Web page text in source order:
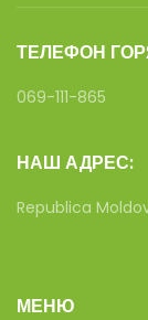
ТЕЛЕФОН
069-111-865
НАШ АДРЕС:
Republica
МЕНЮ